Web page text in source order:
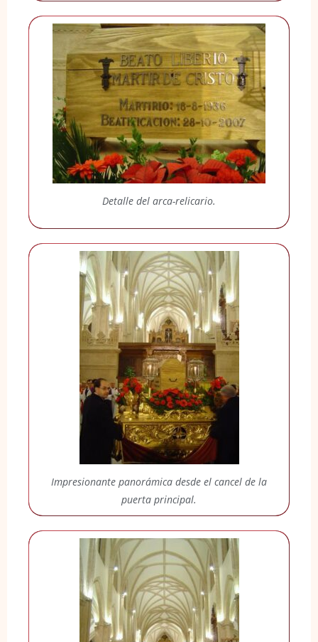
Detalle del arca-relicario.
Impresionante panorámica desde el cancel de la
puerta principal.